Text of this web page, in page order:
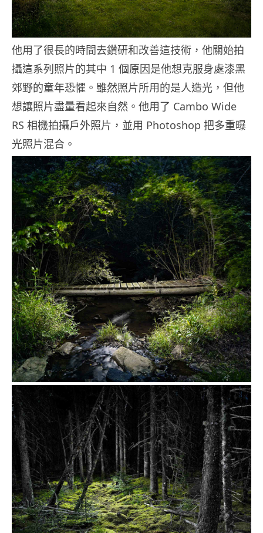
他用了很長的時間去鑽研和改善這技術，他關始拍
攝這系列照片的其中 1 個原因是他想克服身處漆黑
郊野的童年恐懼。雖然照片所用的是人造光，但他
想讓照片盡量看起來自然。他用了 Cambo Wide
RS 相機拍攝戶外照片，並用 Photoshop 把多重曝
光照片混合。